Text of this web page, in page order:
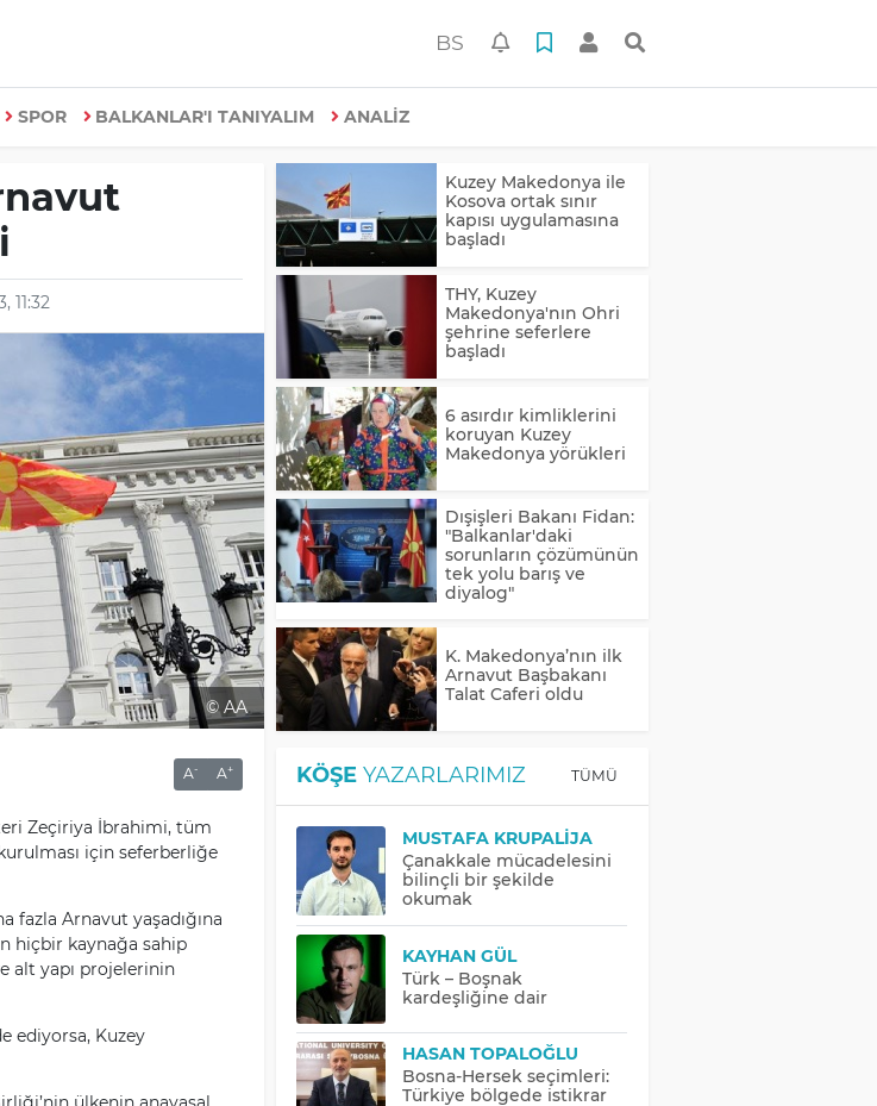
BS
SPOR BALKANLAR'I TANIYALIM ANALİZ
11:32
© AA
A- A+
Zeçiriya İbrahimi, tüm
için seferberliğe
fazla Arnavut yaşadığına
hiçbir kaynağa sahip
alt yapı projelerinin
ediyorsa, Kuzey
Kuzey Makedonya ile
Kosova ortak sınır
kapısı uygulamasına
başladı
THY, Kuzey
Makedonya'nın Ohri
şehrine seferlere
başladı
6 asırdır kimliklerini
koruyan Kuzey
Makedonya yörükleri
Dışişleri Bakanı Fidan:
"Balkanlar'daki
sorunların çözümünün
tek yolu barış ve
diyalog"
K. Makedonya’nın ilk
Arnavut Başbakanı
Talat Caferi oldu
KÖŞE YAZARLARIMIZ TÜMÜ
MUSTAFA KRUPALIJA
Çanakkale mücadelesini
bilinçli bir şekilde
okumak
KAYHAN GÜL
Türk – Boşnak
kardeşliğine dair
HASAN TOPALOĞLU
Bosna-Hersek seçimleri:
Türkiye bölgede istikrar